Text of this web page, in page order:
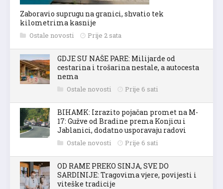
Zaboravio suprugu na granici, shvatio tek
kilometrima kasnije
Ostale novosti Prije 2 sata
GDJE SU NAŠE PARE: Milijarde od
cestarina i trošarina nestale, a autocesta
nema
Ostale novosti Prije 6 sati
BIHAMK: Izrazito pojačan promet na M-
17: Gužve od Bradine prema Konjicu i
Jablanici, dodatno usporavaju radovi
Ostale novosti Prije 6 sati
OD RAME PREKO SINJA, SVE DO
SARDINIJE: Tragovima vjere, povijesti i
viteške tradicije